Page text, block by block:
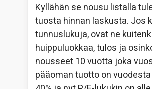
Kyllähän se nousu listalla
tuosta hinnan laskusta. Jos
tunnuslukuja, ovat ne
huippuluokkaa, tulos ja
nousseet 10 vuotta joka
pääoman tuotto on